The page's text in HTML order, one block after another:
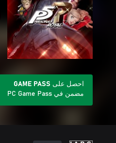
احصل على GAME PASS
مضمن في PC Game Pass